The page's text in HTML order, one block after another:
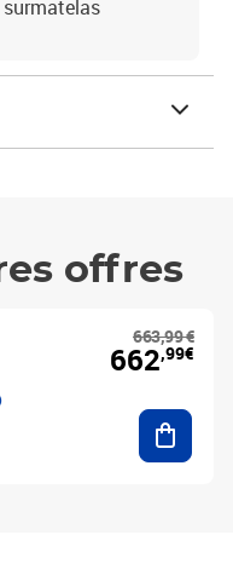
offres
663,99 €
662,99€